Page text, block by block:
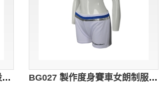
大量訂製賽車女郎制服 時尚設計長袖亮片拼接印花女郎制服短裙套裝 賽車女郎制服供應商 BG036 BG027 製作度身賽車女朗制服款式 自訂三件套賽車女朗制服款式 背心 熱褲 套裝 promo girls 車模 訂造賽車女朗制服款式 賽車手 賽車女朗制服專營